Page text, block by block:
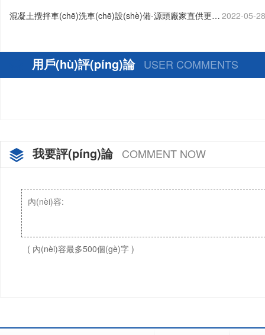
混凝土攪拌車(chē)洗車(chē)設(shè)備-源頭廠家直供更實 2022-05-
用戶(hù)評(píng)論 USER COMMENTS
我要評(píng)論 COMMENT NOW
( 內(nèi)容最多500個(gè)字 )